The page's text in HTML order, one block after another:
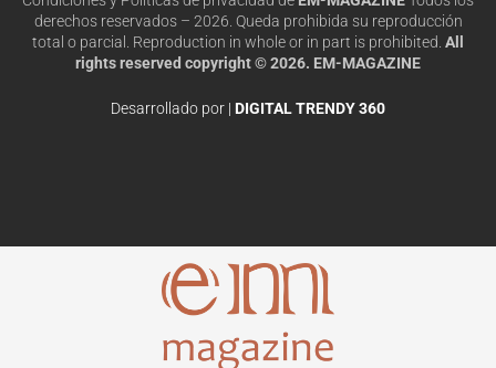
derechos reservados – 2026. Queda prohibida su reproducción
total o parcial. Reproduction in whole or in part is prohibited. All
rights reserved copyright © 2026. EM-MAGAZINE
Desarrollado por | DIGITAL TRENDY 360